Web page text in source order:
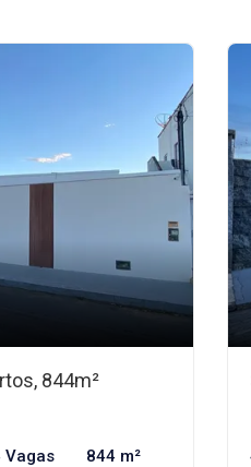
844m²
Vagas 844 m²